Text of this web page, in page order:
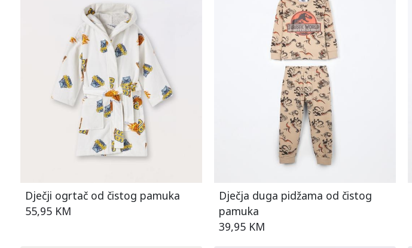
Dječji ogrtač od čistog pamuka
55,95 KM
Dječja duga pidžama od čistog
pamuka
39,95 KM